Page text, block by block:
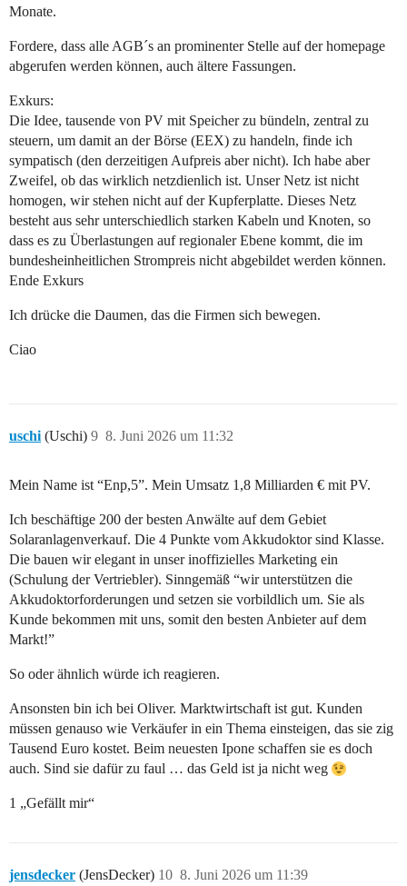
Monate.
Fordere, dass alle AGB´s an prominenter Stelle auf der homepage
abgerufen werden können, auch ältere Fassungen.
Exkurs:
Die Idee, tausende von PV mit Speicher zu bündeln, zentral zu
steuern, um damit an der Börse (EEX) zu handeln, finde ich
sympatisch (den derzeitigen Aufpreis aber nicht). Ich habe aber
Zweifel, ob das wirklich netzdienlich ist. Unser Netz ist nicht
homogen, wir stehen nicht auf der Kupferplatte. Dieses Netz
besteht aus sehr unterschiedlich starken Kabeln und Knoten, so
dass es zu Überlastungen auf regionaler Ebene kommt, die im
bundesheinheitlichen Strompreis nicht abgebildet werden können.
Ende Exkurs
Ich drücke die Daumen, das die Firmen sich bewegen.
Ciao
uschi (Uschi) 8. Juni 2026 um 11:32
9
Mein Name ist “Enp,5”. Mein Umsatz 1,8 Milliarden € mit PV.
Ich beschäftige 200 der besten Anwälte auf dem Gebiet
Solaranlagenverkauf. Die 4 Punkte vom Akkudoktor sind Klasse.
Die bauen wir elegant in unser inoffizielles Marketing ein
(Schulung der Vertriebler). Sinngemäß “wir unterstützen die
Akkudoktorforderungen und setzen sie vorbildlich um. Sie als
Kunde bekommen mit uns, somit den besten Anbieter auf dem
Markt!”
So oder ähnlich würde ich reagieren.
Ansonsten bin ich bei Oliver. Marktwirtschaft ist gut. Kunden
müssen genauso wie Verkäufer in ein Thema einsteigen, das sie zig
Tausend Euro kostet. Beim neuesten Ipone schaffen sie es doch
auch. Sind sie dafür zu faul … das Geld ist ja nicht weg
1 „Gefällt mir“
jensdecker (JensDecker) 8. Juni 2026 um 11:39
10